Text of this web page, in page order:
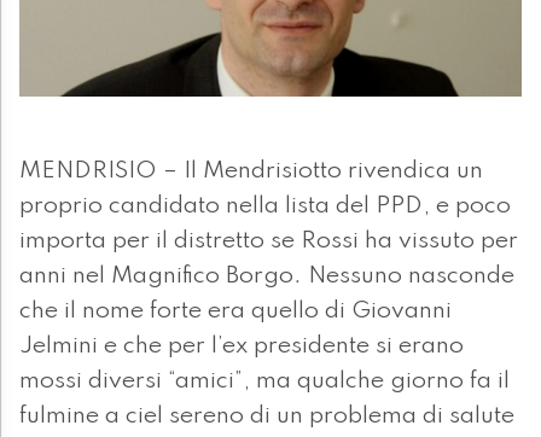
MENDRISIO – Il Mendrisiotto rivendica un
proprio candidato nella lista del PPD, e poco
importa per il distretto se Rossi ha vissuto per
anni nel Magnifico Borgo. Nessuno nasconde
che il nome forte era quello di Giovanni
Jelmini e che per l’ex presidente si erano
mossi diversi “amici”, ma qualche giorno fa il
fulmine a ciel sereno di un problema di salute